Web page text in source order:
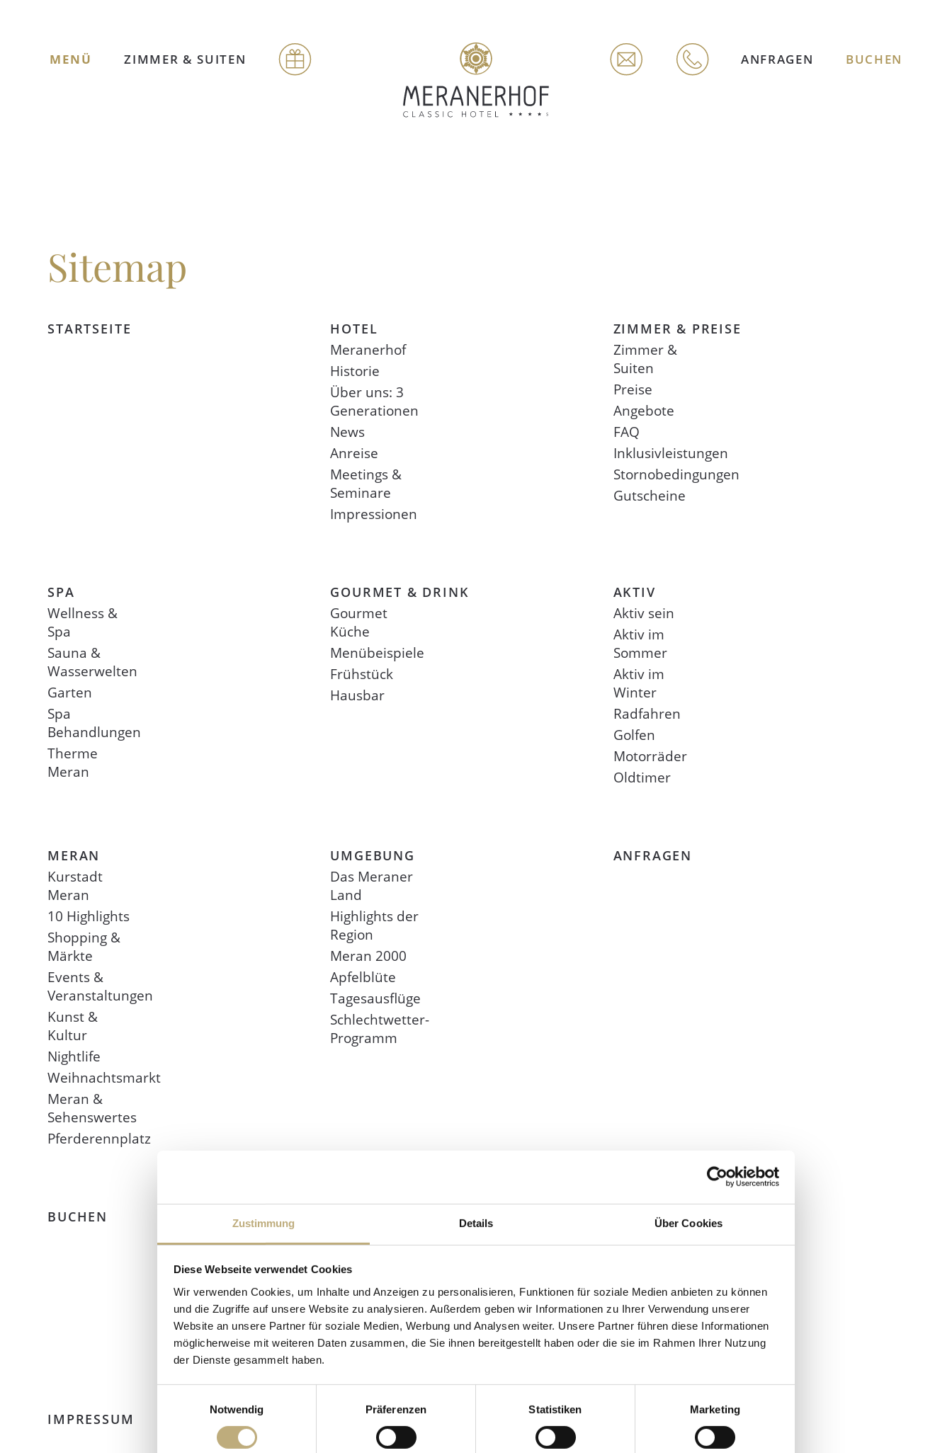
Zustimmung Details Über Cookies
Diese Webseite verwendet Cookies
Wir verwenden Cookies, um Inhalte und Anzeigen zu personalisieren, Funktionen für soziale Medien anbieten zu können
und die Zugriffe auf unsere Website zu analysieren. Außerdem geben wir Informationen zu Ihrer Verwendung unserer
Website an unsere Partner für soziale Medien, Werbung und Analysen weiter. Unsere Partner führen diese Informationen
möglicherweise mit weiteren Daten zusammen, die Sie ihnen bereitgestellt haben oder die sie im Rahmen Ihrer Nutzung
der Dienste gesammelt haben.
Notwendig
Präferenzen Statistiken Marketing
MENÜ ZIMMER & SUITEN ANFRAGEN BUCHEN
Sitemap
STARTSEITE HOTEL
Meranerhof
Historie
Über uns: 3
Generationen
News
Anreise
Meetings &
Seminare
Impressionen
ZIMMER & PREISE
Zimmer &
Suiten
Preise
Angebote
FAQ
Inklusivleistungen
Stornobedingungen
Gutscheine
SPA
Wellness &
Spa
Sauna &
Wasserwelten
Garten
Spa
Behandlungen
Therme
Meran
GOURMET & DRINK
Gourmet
Küche
Menübeispiele
Frühstück
Hausbar
AKTIV
Aktiv sein
Aktiv im
Sommer
Aktiv im
Winter
Radfahren
Golfen
Motorräder
Oldtimer
MERAN
Kurstadt
Meran
10 Highlights
Shopping &
Märkte
Events &
Veranstaltungen
Kunst &
Kultur
Nightlife
Weihnachtsmarkt
Meran &
Sehenswertes
Pferderennplatz
UMGEBUNG
Das Meraner
Land
Highlights der
Region
Meran 2000
Apfelblüte
Tagesausflüge
Schlechtwetter-
Programm
ANFRAGEN
BUCHEN
Newsletter
Bewertungen
FAQ
Partner
SITEMAP
IMPRESSUM DATENSCHUTZ